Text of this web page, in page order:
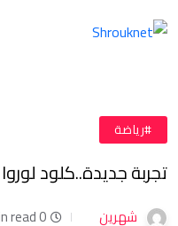
#رياضة
تجربة جديدة..كلود
شهرين 0 min read